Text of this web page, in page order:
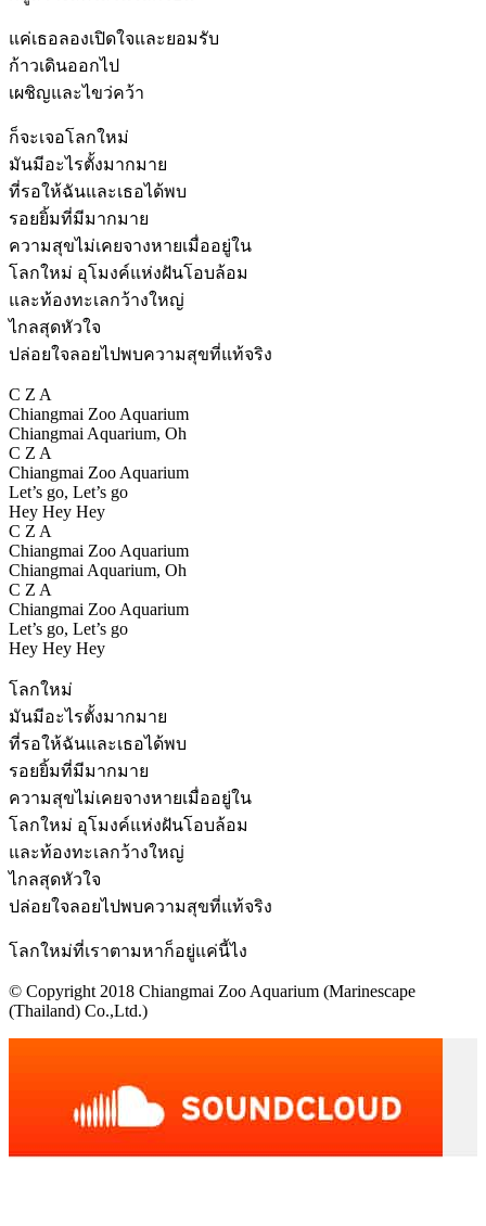
แค่เธอลองเปิดใจและยอมรับ
ก้าวเดินออกไป
เผชิญและไขว่คว้า
ก็จะเจอโลกใหม่
มันมีอะไรตั้งมากมาย
ที่รอให้ฉันและเธอได้พบ
รอยยิ้มที่มีมากมาย
ความสุขไม่เคยจางหายเมื่ออยู่ใน
โลกใหม่ อุโมงค์แห่งฝันโอบล้อม
และท้องทะเลกว้างใหญ่
ไกลสุดหัวใจ
ปล่อยใจลอยไปพบความสุขที่แท้จริง
C Z A
Chiangmai Zoo Aquarium
Chiangmai Aquarium, Oh
C Z A
Chiangmai Zoo Aquarium
Let’s go, Let’s go
Hey Hey Hey
C Z A
Chiangmai Zoo Aquarium
Chiangmai Aquarium, Oh
C Z A
Chiangmai Zoo Aquarium
Let’s go, Let’s go
Hey Hey Hey
โลกใหม่
มันมีอะไรตั้งมากมาย
ที่รอให้ฉันและเธอได้พบ
รอยยิ้มที่มีมากมาย
ความสุขไม่เคยจางหายเมื่ออยู่ใน
โลกใหม่ อุโมงค์แห่งฝันโอบล้อม
และท้องทะเลกว้างใหญ่
ไกลสุดหัวใจ
ปล่อยใจลอยไปพบความสุขที่แท้จริง
โลกใหม่ที่เราตามหาก็อยู่แค่นี้ไง
© Copyright 2018 Chiangmai Zoo Aquarium (Marinescape
(Thailand) Co.,Ltd.)